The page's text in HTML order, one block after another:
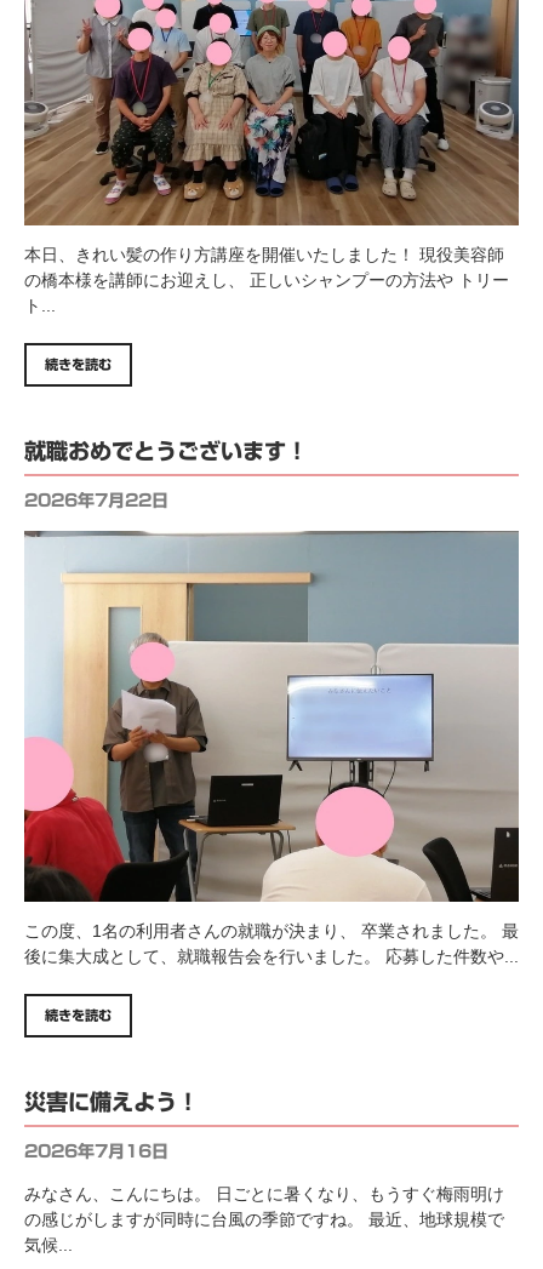
本日、きれい髪の作り方講座を開催いたしました！ 現役美容師
の橋本様を講師にお迎えし、 正しいシャンプーの方法や トリー
ト...
続きを読む
就職おめでとうございます！
2026年7月22日
この度、1名の利用者さんの就職が決まり、 卒業されました。 最
後に集大成として、就職報告会を行いました。 応募した件数や...
続きを読む
災害に備えよう！
2026年7月16日
みなさん、こんにちは。 日ごとに暑くなり、もうすぐ梅雨明け
の感じがしますが同時に台風の季節ですね。 最近、地球規模で
気候...